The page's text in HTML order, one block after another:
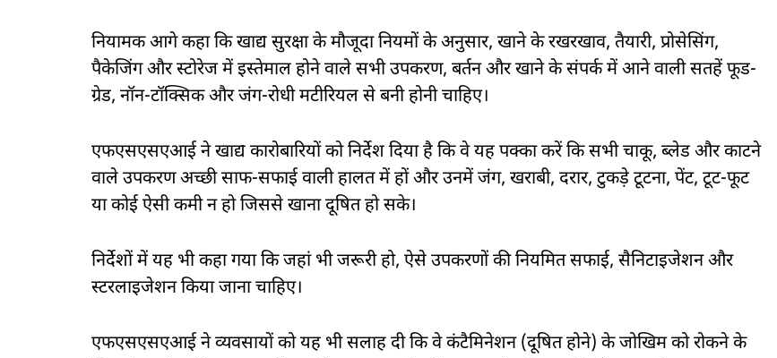
नियामक आगे कहा कि खाद्य सुरक्षा के मौजूदा नियमों के अनुसार, खाने के रखरखाव, तैयारी, प्रोसेसिंग,
पैकेजिंग और स्टोरेज में इस्तेमाल होने वाले सभी उपकरण, बर्तन और खाने के संपर्क में आने वाली सतहें फूड-
ग्रेड, नॉन-टॉक्सिक और जंग-रोधी मटीरियल से बनी होनी चाहिए।
एफएसएसएआई ने खाद्य कारोबारियों को निर्देश दिया है कि वे यह पक्का करें कि सभी चाकू, ब्लेड और काटने
वाले उपकरण अच्छी साफ-सफाई वाली हालत में हों और उनमें जंग, खराबी, दरार, टुकड़े टूटना, पेंट, टूट-फूट
या कोई ऐसी कमी न हो जिससे खाना दूषित हो सके।
निर्देशों में यह भी कहा गया कि जहां भी जरूरी हो, ऐसे उपकरणों की नियमित सफाई, सैनिटाइजेशन और
स्टरलाइजेशन किया जाना चाहिए।
एफएसएसएआई ने व्यवसायों को यह भी सलाह दी कि वे कंटैमिनेशन (दूषित होने) के जोखिम को रोकने के